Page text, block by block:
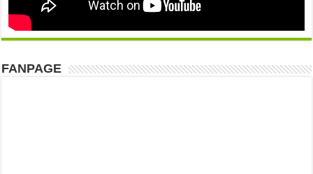
FANPAGE